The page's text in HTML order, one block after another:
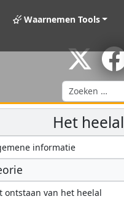
Waarnemen Tools
Zoeken
Het heelal
informatie
ontstaan van het heelal